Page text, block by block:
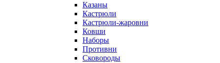
Казаны
Кастрюли
Кастрюли-жаровни
Ковши
Наборы
Противни
Сковороды